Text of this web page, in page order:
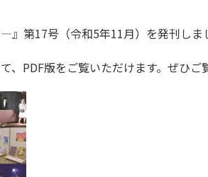
』第17号（令和5年11月）を発刊しま
、PDF版をご覧いただけます。ぜひご